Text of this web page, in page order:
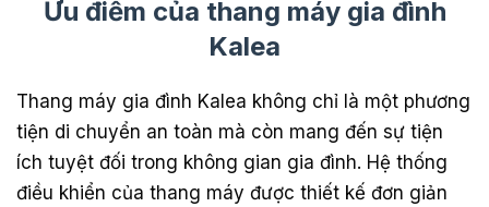
Ưu điểm của thang máy gia đình
Kalea
Thang máy gia đình Kalea không chỉ là một phương
tiện di chuyển an toàn mà còn mang đến sự tiện
ích tuyệt đối trong không gian gia đình. Hệ thống
điều khiển của thang máy được thiết kế đơn giản